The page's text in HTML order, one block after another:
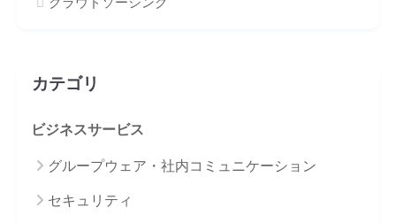
カテゴリ
ビジネスサービス
グループウェア・社内コミュニケーション
セキュリティ